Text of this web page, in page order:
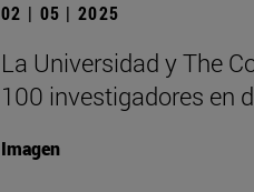
02 | 05 | 2025
La Universidad y The
100 investigadores en
Imagen